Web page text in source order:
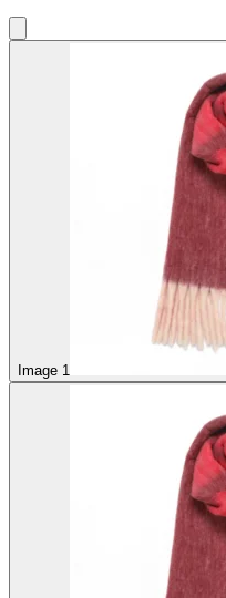
Image 1